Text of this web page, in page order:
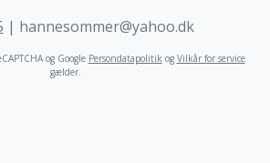
| hannesommer@yahoo.dk
og Google Persondatapolitik og Vilkår for service
gælder.